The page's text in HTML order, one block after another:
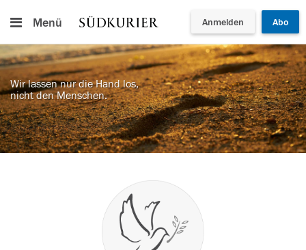
Menü Anmelden Abo
Wir lassen nur die Hand los,
nicht den Menschen.